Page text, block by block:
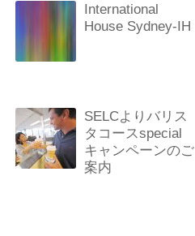
International
House Sydney-IH
SELCよりバリス
タコースspecial
キャンペーンのご
案内